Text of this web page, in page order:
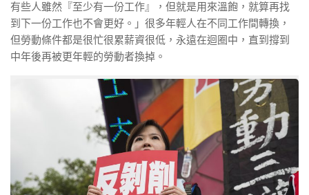
有些人雖然『至少有一份工作』，但就是用來溫飽，就算再找
到下一份工作也不會更好。」很多年輕人在不同工作間轉換，
但勞動條件都是很忙很累薪資很低，永遠在迴圈中，直到撐到
中年後再被更年輕的勞動者換掉。